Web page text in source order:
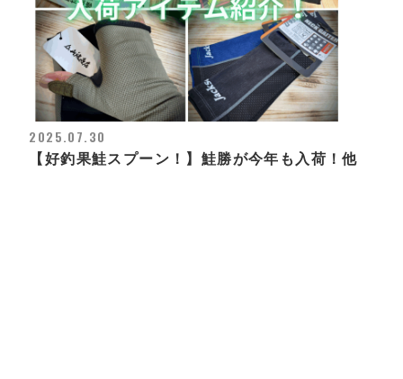
2025.07.30
【好釣果鮭スプーン！】鮭勝が今年も入荷！他